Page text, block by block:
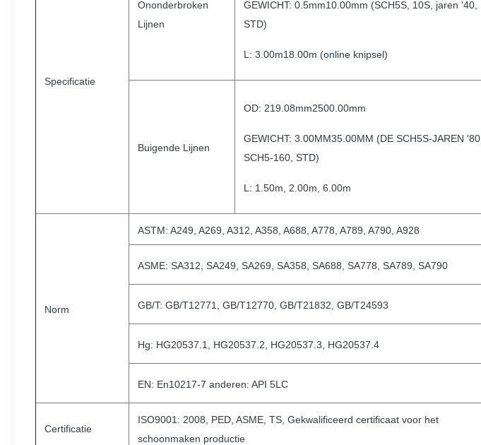
Specificatie
Ononderbroken
Lijnen
GEWICHT: 0.5mm10.00mm (SCH5S, 10S, jaren '40,
STD)
L: 3.00m18.00m (online knipsel)
Buigende Lijnen
OD: 219.08mm2500.00mm
GEWICHT: 3.00MM35.00MM (DE SCH5S-JAREN '80,
SCH5-160, STD)
L: 1.50m, 2.00m, 6.00m
Norm
ASTM: A249, A269, A312, A358, A688, A778, A789, A790, A928
ASME: SA312, SA249, SA269, SA358, SA688, SA778, SA789, SA790
GB/T: GB/T12771, GB/T12770, GB/T21832, GB/T24593
Hg: HG20537.1, HG20537.2, HG20537.3, HG20537.4
EN: En10217-7 anderen: API 5LC
Certificatie
ISO9001: 2008, PED, ASME, TS, Gekwalificeerd certificaat voor het
schoonmaken productie